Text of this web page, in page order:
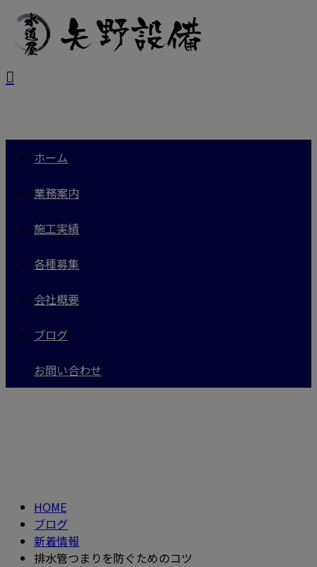
ホーム
業務案内
施工実績
各種募集
会社概要
ブログ
お問い合わせ
HOME
ブログ
新着情報
排水管つまりを防ぐためのコツ